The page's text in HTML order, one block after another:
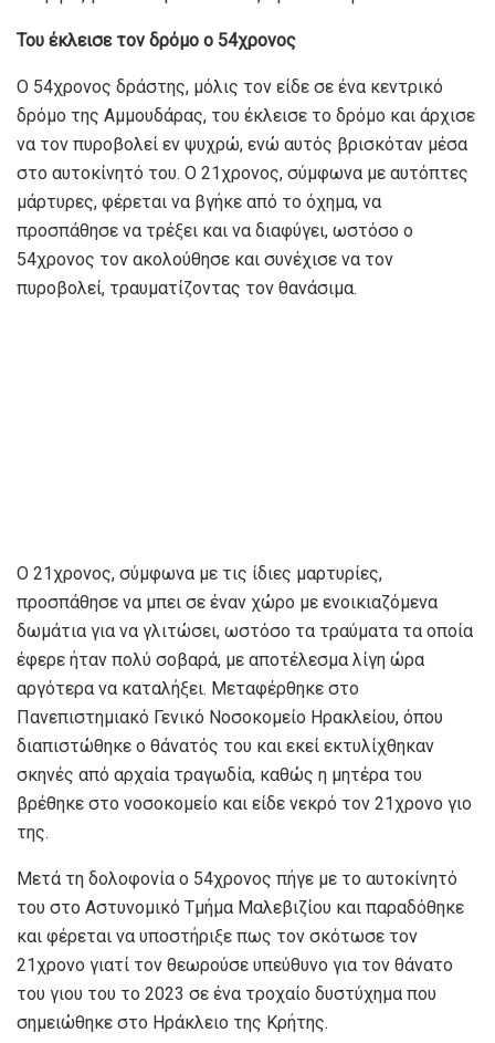
Του έκλεισε τον δρόμο ο 54χρονος
Ο 54χρονος δράστης, μόλις τον είδε σε ένα κεντρικό
δρόμο της Αμμουδάρας, του έκλεισε το δρόμο και άρχισε
να τον πυροβολεί εν ψυχρώ, ενώ αυτός βρισκόταν μέσα
στο αυτοκίνητό του. Ο 21χρονος, σύμφωνα με αυτόπτες
μάρτυρες, φέρεται να βγήκε από το όχημα, να
προσπάθησε να τρέξει και να διαφύγει, ωστόσο ο
54χρονος τον ακολούθησε και συνέχισε να τον
πυροβολεί, τραυματίζοντας τον θανάσιμα.
Ο 21χρονος, σύμφωνα με τις ίδιες μαρτυρίες,
προσπάθησε να μπει σε έναν χώρο με ενοικιαζόμενα
δωμάτια για να γλιτώσει, ωστόσο τα τραύματα τα οποία
έφερε ήταν πολύ σοβαρά, με αποτέλεσμα λίγη ώρα
αργότερα να καταλήξει. Μεταφέρθηκε στο
Πανεπιστημιακό Γενικό Νοσοκομείο Ηρακλείου, όπου
διαπιστώθηκε ο θάνατός του και εκεί εκτυλίχθηκαν
σκηνές από αρχαία τραγωδία, καθώς η μητέρα του
βρέθηκε στο νοσοκομείο και είδε νεκρό τον 21χρονο γιο
της.
Μετά τη δολοφονία ο 54χρονος πήγε με το αυτοκίνητό
του στο Αστυνομικό Τμήμα Μαλεβιζίου και παραδόθηκε
και φέρεται να υποστήριξε πως τον σκότωσε τον
21χρονο γιατί τον θεωρούσε υπεύθυνο για τον θάνατο
του γιου του το 2023 σε ένα τροχαίο δυστύχημα που
σημειώθηκε στο Ηράκλειο της Κρήτης.